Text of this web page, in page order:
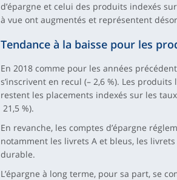
d’épargne et celui des produits indexés
à vue ont augmentés et représentent
Tendance à la baisse pour les
En 2018 comme pour les années
s’inscrivent en recul (– 2,6 %). Les
restent les placements indexés sur les
21,5 %).
En revanche, les comptes d’épargne
notamment les livrets A et bleus, les
durable.
L’épargne à long terme, pour sa part, se